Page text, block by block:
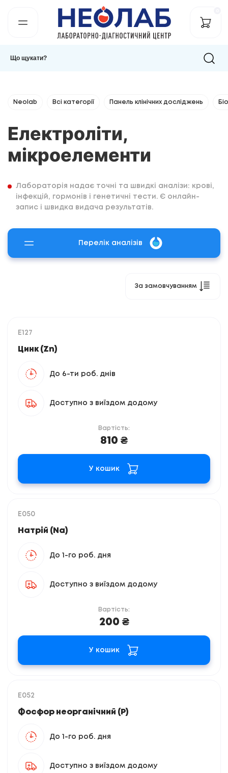
Neolab Всі категорії Панель клінічних досліджень
Електроліти,
мікроелементи
Лабораторія надає точні та швидкі аналізи: крові,
інфекцій, гормонів і генетичні тести. Є онлайн-
запис і швидка видача результатів.
Перелік аналізів
За замовчуванням
E127
Цинк (Zn)
До 6-ти роб. днів
Доступно з виїздом додому
Вартість:
810 ₴
У кошик
E050
Натрій (Na)
До 1-го роб. дня
Доступно з виїздом додому
Вартість:
200 ₴
У кошик
E052
Фосфор неорганічний (P)
До 1-го роб. дня
Доступно з виїздом додому